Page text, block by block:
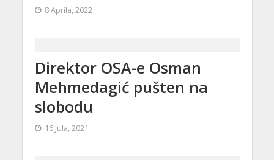
8 Aprila, 2022
Direktor OSA-e Osman
Mehmedagić pušten na
slobodu
16 Jula, 2021